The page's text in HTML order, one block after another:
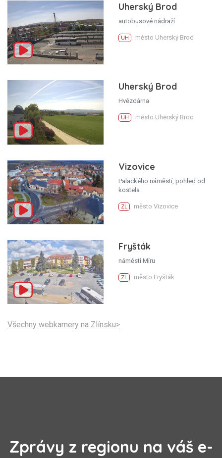
Uherský Brod
autobusové nádraží
UH město Uherský Brod
Uherský Brod
Hvězdárna
UH město Uherský Brod
Vizovice
Palackého náměstí, pohled od
kostela
ZL město Vizovice
Fryšták
náměstí Míru
ZL město Fryšták
Všechny webkamery na Zlínsku>
Zprávy z regionu na váš e-